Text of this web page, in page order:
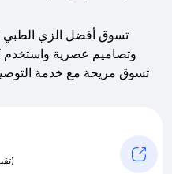
تسوق أفضل الزي الطبي
وتصاميم عصرية
تسوق مريحة مع خدمة
(0 تقييمات)